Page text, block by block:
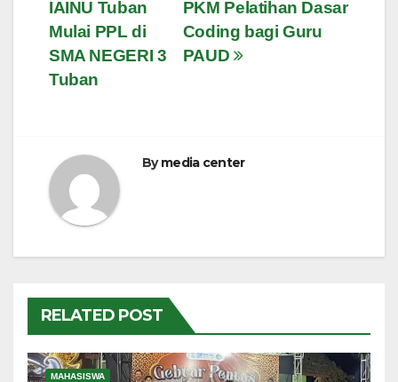
PKM Pelatihan Dasar
Coding bagi Guru
PAUD
IAINU Tuban
Mulai PPL di
SMA NEGERI 3
Tuban
Bymedia center
RELATED POST
MAHASISWA